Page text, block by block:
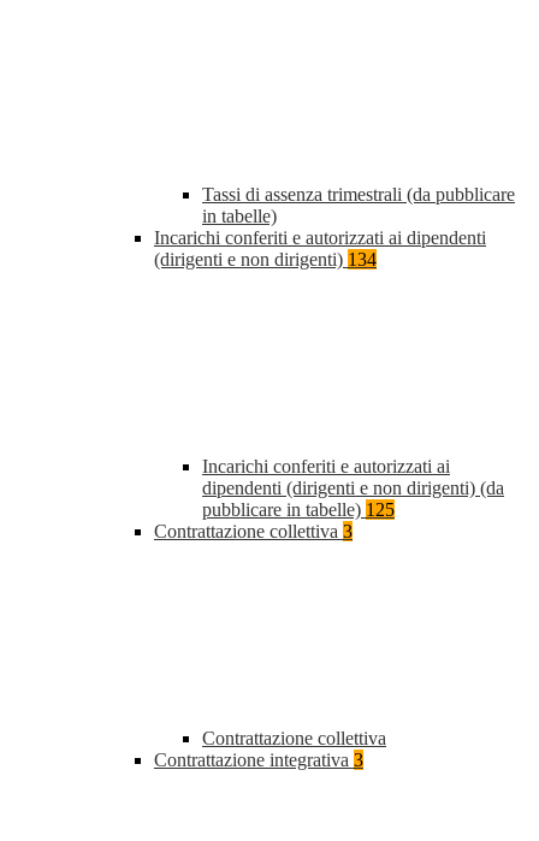
Tassi di assenza trimestrali (da pubblicare
in tabelle)
Incarichi conferiti e autorizzati ai dipendenti
(dirigenti e non dirigenti) 134
Incarichi conferiti e autorizzati ai
dipendenti (dirigenti e non dirigenti) (da
pubblicare in tabelle) 125
Contrattazione collettiva 3
Contrattazione collettiva
Contrattazione integrativa 3